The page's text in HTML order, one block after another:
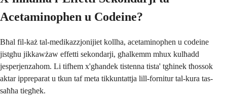
Acetaminophen u Codeine?
Bħal fil-każ tal-medikazzjonijiet kollha, acetaminophen u codeine
jistgħu jikkawżaw effetti sekondarji, għalkemm mhux kulħadd
jesperjenzahom. Li tifhem x'għandek tistenna tista' tgħinek tħossok
aktar ippreparat u tkun taf meta tikkuntattja lill-fornitur tal-kura tas-
saħħa tiegħek.